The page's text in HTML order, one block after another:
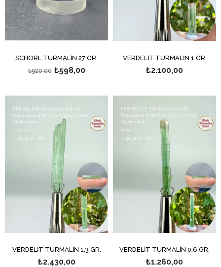
SCHÖRL TURMALİN 27 GR.
₺598,00
₺920,00
VERDELİT TURMALİN 1 GR.
₺2.100,00
VERDELİT TURMALİN 1,3 GR.
₺2.430,00
VERDELİT TURMALİN 0,6 GR.
₺1.260,00